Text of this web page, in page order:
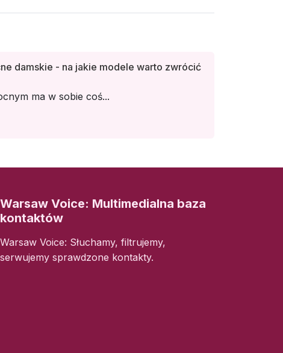
damskie - na jakie modele warto zwrócić
ma w sobie coś...
Warsaw Voice: Multimedialna baza
kontaktów
Warsaw Voice: Słuchamy, filtrujemy,
serwujemy sprawdzone kontakty.